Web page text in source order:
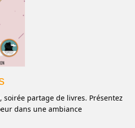
, soirée partage de livres. Présentez
dans une ambiance